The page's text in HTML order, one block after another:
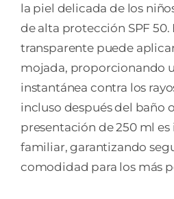
ML
cantidad
la piel delicada de los
de alta protección SPF 50.
transparente puede
mojada, proporcionando
instantánea contra los
incluso después del baño
presentación de 250 ml es
familiar, garantizando
comodidad para los más